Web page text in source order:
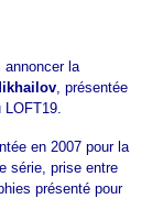
annoncer la
, présentée
LOFT19.
en 2007 pour la
série, prise entre
présenté pour